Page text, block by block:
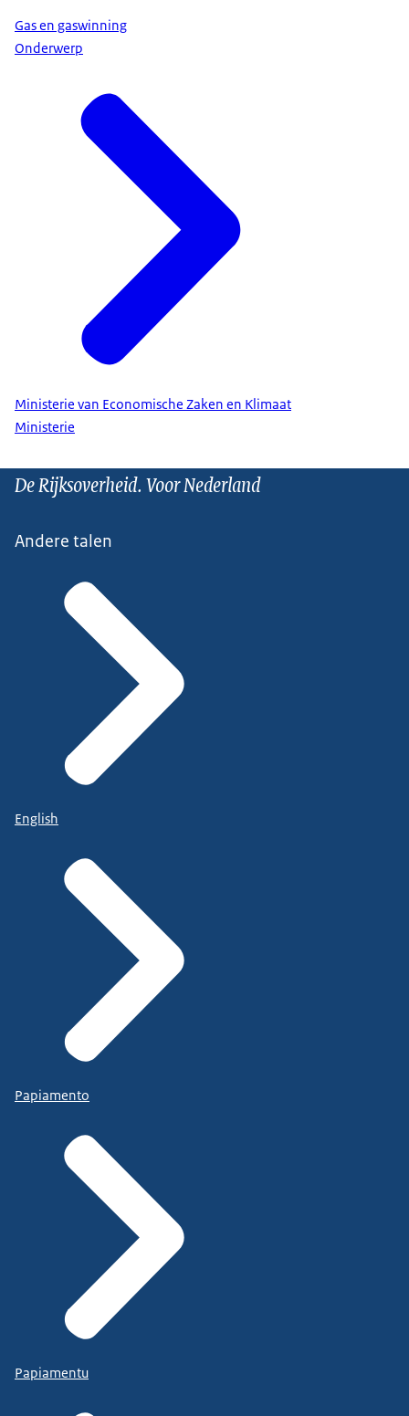
Bodembeweging als gevolg van gas-, olie- of
Schade aan gebouwen
Overige regionale schadeloketten:
Instituut Mijnbouw Groningen
Regeling Gasopslag Bergermeer
Gas en gaswinning
Onderwerp
Ministerie van Economische Zaken en Klimaat
Ministerie
De Rijksoverheid. Voor Nederland
Andere talen
English
Papiamento
Papiamentu